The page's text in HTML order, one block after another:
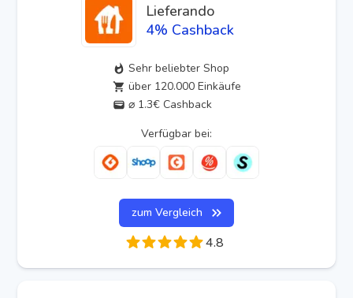
Lieferando
4% Cashback
Sehr beliebter Shop
über 120.000 Einkäufe
⌀ 1.3€ Cashback
Verfügbar bei:
zum Vergleich
4.8